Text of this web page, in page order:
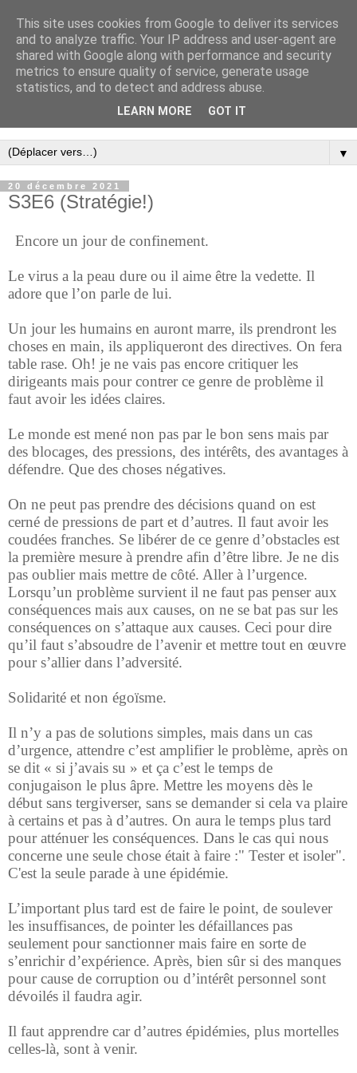
Confinement 2.0
Autres Blogs: cliquer sur les thémes ci-dessous
Réflexions
Basse Normandie,Athis
▼
20 décembre 2021
S3E6 (Stratégie!)
Encore un jour de confinement.
Le virus a la peau dure ou il aime être la vedette. Il
adore que l’on parle de lui.
Un jour les humains en auront marre, ils prendront les
choses en main, ils appliqueront des directives. On fera
table rase. Oh! je ne vais pas encore critiquer les
dirigeants mais pour contrer ce genre de problème il
faut avoir les idées claires.
Le monde est mené non pas par le bon sens mais par
des blocages, des pressions, des intérêts, des avantages à
défendre. Que des choses négatives.
On ne peut pas prendre des décisions quand on est
cerné de pressions de part et d’autres. Il faut avoir les
coudées franches. Se libérer de ce genre d’obstacles est
la première mesure à prendre afin d’être libre. Je ne dis
pas oublier mais mettre de côté. Aller à l’urgence.
Lorsqu’un problème survient il ne faut pas penser aux
conséquences mais aux causes, on ne se bat pas sur les
conséquences on s’attaque aux causes. Ceci pour dire
qu’il faut s’absoudre de l’avenir et mettre tout en œuvre
pour s’allier dans l’adversité.
Solidarité et non égoïsme.
Il n’y a pas de solutions simples, mais dans un cas
d’urgence, attendre c’est amplifier le problème, après on
se dit « si j’avais su » et ça c’est le temps de
conjugaison le plus âpre. Mettre les moyens dès le
début sans tergiverser, sans se demander si cela va plaire
à certains et pas à d’autres. On aura le temps plus tard
pour atténuer les conséquences. Dans le cas qui nous
concerne une seule chose était à faire :" Tester et isoler".
C'est la seule parade à une épidémie.
L’important plus tard est de faire le point, de soulever
les insuffisances, de pointer les défaillances pas
seulement pour sanctionner mais faire en sorte de
s’enrichir d’expérience. Après, bien sûr si des manques
pour cause de corruption ou d’intérêt personnel sont
dévoilés il faudra agir.
Il faut apprendre car d’autres épidémies, plus mortelles
celles-là, sont à venir.
This site uses cookies from Google to deliver its services
and to analyze traffic. Your IP address and user-agent are
shared with Google along with performance and security
metrics to ensure quality of service, generate usage
statistics, and to detect and address abuse.
LEARN MORE GOT IT